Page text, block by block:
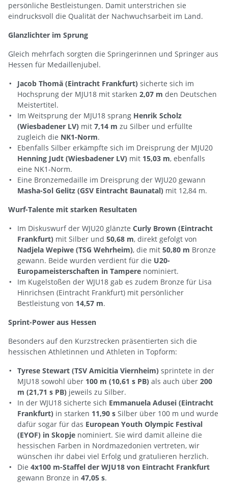
persönliche Bestleistungen. Damit unterstrichen sie
eindrucksvoll die Qualität der Nachwuchsarbeit im Land.
Glanzlichter im Sprung
Gleich mehrfach sorgten die Springerinnen und Springer aus
Hessen für Medaillenjubel.
Jacob Thomä (Eintracht Frankfurt) sicherte sich im
Hochsprung der MJU18 mit starken2,07 m den Deutschen
Meistertitel.
Im Weitsprung der MJU18 sprang Henrik Scholz
(Wiesbadener LV) mit7,14 m zu Silber und erfüllte
zugleich die NK1-Norm.
Ebenfalls Silber erkämpfte sich im Dreisprung der MJU20
Henning Judt (Wiesbadener LV) mit 15,03 m, ebenfalls
eine NK1-Norm.
Eine Bronzemedaille im Dreisprung der WJU20 gewann
Masha-Sol Gelitz (GSV Eintracht Baunatal) mit 12,84 m.
Wurf-Talente mit starken Resultaten
Im Diskuswurf der WJU20 glänzteCurly Brown (Eintracht
Frankfurt) mit Silber und50,68 m, direkt gefolgt von
Nadjela Wepiwe (TSG Wehrheim), die mit50,80 m Bronze
gewann. Beide wurden verdient für die U20-
Europameisterschaften in Tampere nominiert.
Im Kugelstoßen der WJU18 gab es zudem Bronze für Lisa
Hinrichsen (Eintracht Frankfurt) mit persönlicher
Bestleistung von 14,57 m.
Sprint-Power aus Hessen
Besonders auf den Kurzstrecken präsentierten sich die
hessischen Athletinnen und Athleten in Topform:
Tyrese Stewart (TSV Amicitia Viernheim) sprintete in der
MJU18 sowohl über 100 m (10,61 s PB) als auch über200
m (21,71 s PB) jeweils zu Silber.
In der WJU18 sicherte sich Emmanuela Adusei (Eintracht
Frankfurt) in starken 11,90 s Silber über 100 m und wurde
dafür sogar für das European Youth Olympic Festival
(EYOF) in Skopje nominiert. Sie wird damit alleine die
hessischen Farben in Nordmazedonien vertreten, wir
wünschen ihr dabei viel Erfolg und gratulieren herzlich.
Die4x100 m-Staffel der WJU18 von Eintracht Frankfurt
gewann Bronze in47,05 s.